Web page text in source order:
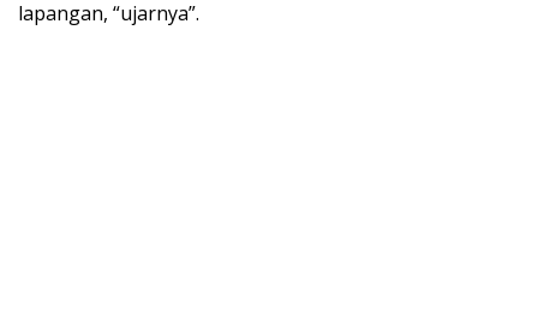
lapangan, “ujarnya”.